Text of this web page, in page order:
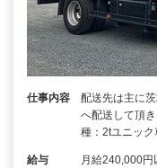
仕事内容
配送先は主に
へ配送して頂
種：2tユニッ
給与 月給240,000円